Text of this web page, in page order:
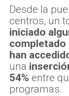
Desde la
centros, un
iniciado
completado
han
una
54% entre
programas.